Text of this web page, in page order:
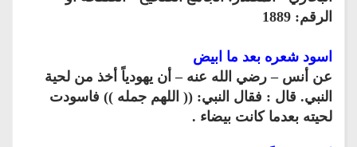
الرقم: 1889
اسود شعره بعد ما ابيض
عن أنس – رضي الله عنه – أن يهودياً أخذ من لحية
النبي. قال : فقال النبي: (( اللهم جمله )) فاسودت
لحيته بعدما كانت بيضاء .